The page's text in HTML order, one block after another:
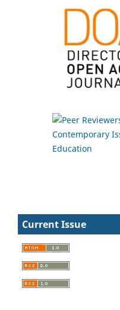
Current Issue